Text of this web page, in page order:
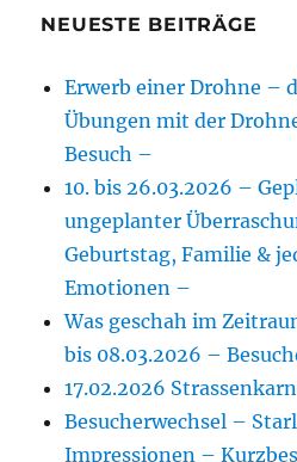
NEUESTE BEITRÄGE
Erwerb einer Drohne –
Übungen mit der
Besuch –
10. bis 26.03.2026 –
ungeplanter
Geburtstag, Familie &
Emotionen –
Was geschah im
bis 08.03.2026 –
17.02.2026
Besucherwechsel –
Impressionen –